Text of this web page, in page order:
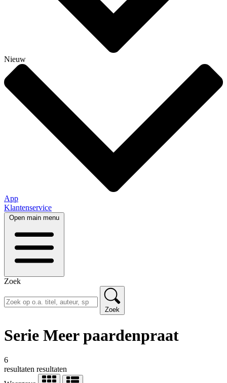
Nieuw
App
Klantenservice
Open main menu
Zoek
Zoek
Serie Meer paardenpraat
6
resultaten resultaten